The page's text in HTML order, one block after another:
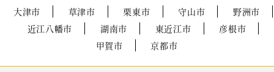
大津市 草津市 栗東市 守山市
野洲市
近江八幡市
湖南市 東近江市
彦根市
甲賀市
京都市